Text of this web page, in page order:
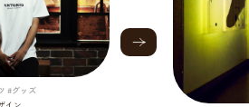
#グッズ
イン